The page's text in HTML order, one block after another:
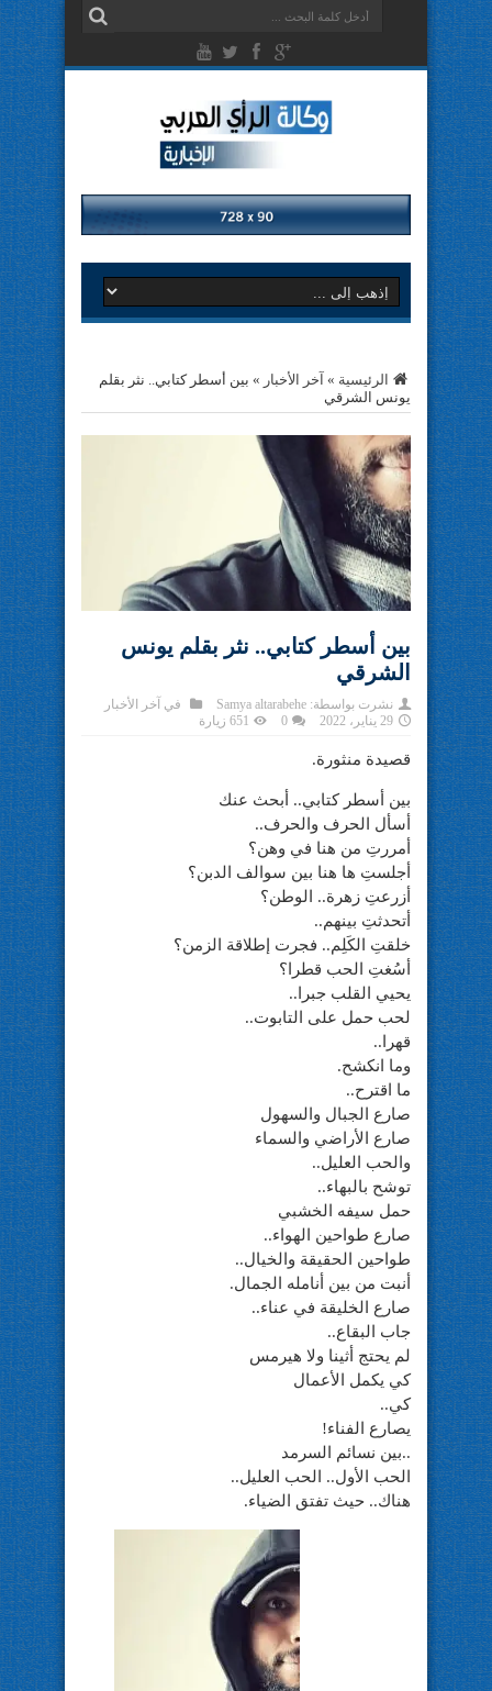
الرئيسية » آخر الأخبار » بين أسطر كتابي.. نثر بقلم
يونس الشرقي
بين أسطر كتابي.. نثر بقلم يونس
الشرقي
نشرت بواسطة: Samya altarabehe في آخر الأخبار
29 يناير، 2022
0 651 زيارة
قصيدة منثورة.
بين أسطر كتابي.. أبحث عنك
أسأل الحرف والحرف..
أمررتِ من هنا في وهن؟
أجلستِ ها هنا بين سوالف الدبن؟
أزرعتِ زهرة.. الوطن؟
أتحدثتِ بينهم..
خلقتِ الكَلِم.. فجرت إطلاقة الزمن؟
أسُغتِ الحب قطرا؟
يحيي القلب جبرا..
لحب حمل على التابوت..
قهرا..
وما انكشح.
ما اقترح..
صارع الجبال والسهول
صارع الأراضي والسماء
والحب العليل..
توشح بالبهاء..
حمل سيفه الخشبي
صارع طواحين الهواء..
طواحين الحقيقة والخيال..
أنبت من بين أنامله الجمال.
صارع الخليقة في عناء..
جاب البقاع..
لم يحتج أثينا ولا هيرمس
كي يكمل الأعمال
كي..
يصارع الفناء!
..بين نسائم السرمد
الحب الأول.. الحب العليل..
هناك.. حيث تفتق الضياء.